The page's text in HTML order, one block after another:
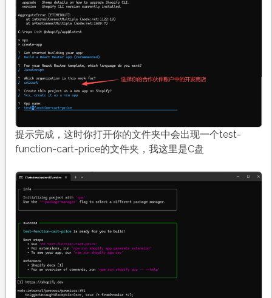
提示完成，这时你打开你的文件夹中会出现一个test-
function-cart-price的文件夹，我这里是C盘